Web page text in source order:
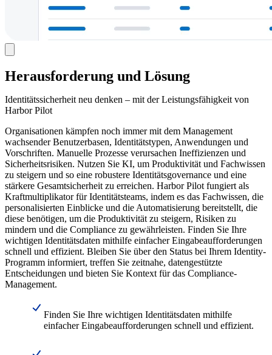
Herausforderung und Lösung
Identitätssicherheit neu denken – mit der Leistungsfähigkeit von
Harbor Pilot
Organisationen kämpfen noch immer mit dem Management
wachsender Benutzerbasen, Identitätstypen, Anwendungen und
Vorschriften. Manuelle Prozesse verursachen Ineffizienzen und
Sicherheitsrisiken. Nutzen Sie KI, um Produktivität und Fachwissen
zu steigern und so eine robustere Identitätsgovernance und eine
stärkere Gesamtsicherheit zu erreichen. Harbor Pilot fungiert als
Kraftmultiplikator für Identitätsteams, indem es das Fachwissen, die
personalisierten Einblicke und die Automatisierung bereitstellt, die
diese benötigen, um die Produktivität zu steigern, Risiken zu
mindern und die Compliance zu gewährleisten. Finden Sie Ihre
wichtigen Identitätsdaten mithilfe einfacher Eingabeaufforderungen
schnell und effizient. Bleiben Sie über den Status bei Ihrem Identity-
Programm informiert, treffen Sie zeitnahe, datengestützte
Entscheidungen und bieten Sie Kontext für das Compliance-
Management.
Finden Sie Ihre wichtigen Identitätsdaten mithilfe
einfacher Eingabeaufforderungen schnell und effizient.